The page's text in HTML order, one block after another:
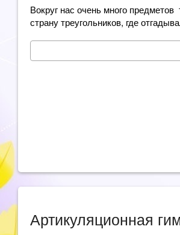
Вокруг нас очень много
страну треугольников, где
Артикуляционная